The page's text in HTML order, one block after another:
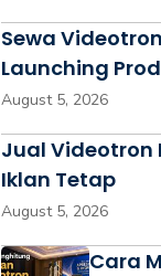
Sewa
Launching
August 5, 2026
Jual Videotron
Iklan Tetap
August 5, 2026
Cara